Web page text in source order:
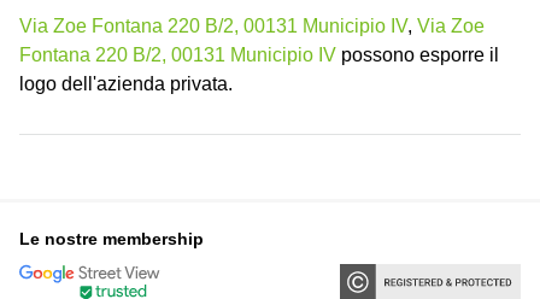
Via Zoe Fontana 220 B/2, 00131 Municipio IV, Via Zoe
Fontana 220 B/2, 00131 Municipio IV possono esporre il
logo dell'azienda privata.
Le nostre membership